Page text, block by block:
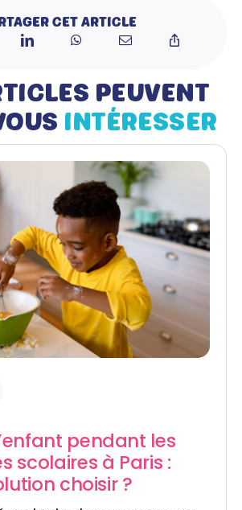
CET ARTICLE
PEUVENT
INTÉRESSER
pendant les
scolaires à Paris :
choisir ?